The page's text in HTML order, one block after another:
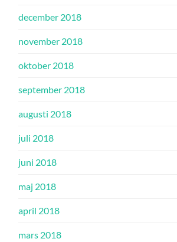
december 2018
november 2018
oktober 2018
september 2018
augusti 2018
juli 2018
juni 2018
maj 2018
april 2018
mars 2018